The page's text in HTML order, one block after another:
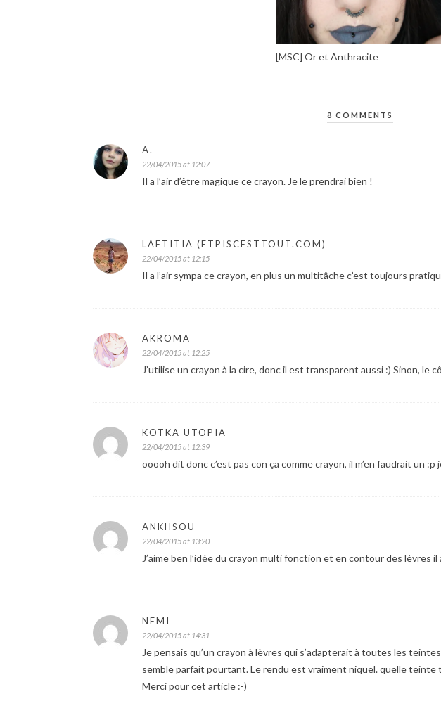
[MSC] Or et Anthracite
8 COMMENTS
A.
22/04/2015 at 12:07
Il a l’air d’être magique ce crayon. Je le prendrai bien !
LAETITIA (ETPISCESTTOUT.COM)
22/04/2015 at 12:15
Il a l’air sympa ce crayon, en plus un multitâche c’est toujours
AKROMA
22/04/2015 at 12:25
J’utilise un crayon à la cire, donc il est transparent aussi :) Sinon,
KOTKA UTOPIA
22/04/2015 at 12:39
ooooh dit donc c’est pas con ça comme crayon, il m’en faudrait un :p
ANKHSOU
22/04/2015 at 13:20
J’aime ben l’idée du crayon multi fonction et en contour des lèvres il
NEMI
22/04/2015 at 14:31
Je pensais qu’un crayon à lèvres qui s’adapterait à toutes les
semble parfait pourtant. Le rendu est vraiment niquel. quelle teinte
Merci pour cet article :-)